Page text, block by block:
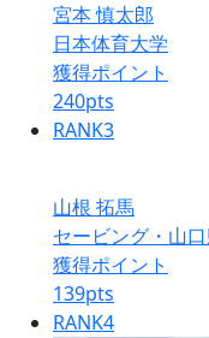
宮本 慎太郎
日本体育大学
獲得ポイント
240pts
RANK3
山根 拓馬
セービング・山
獲得ポイント
139pts
RANK4